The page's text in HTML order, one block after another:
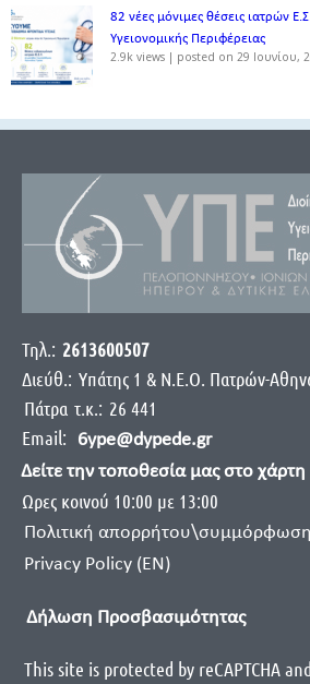
82 νέες μόνιμες θέσεις ιατρών
Υγειονομικής Περιφέρειας
2.9k views | posted on 29 Ιουνίου,
Τηλ.: 2613600507
Διεύθ.: Yπάτης 1 & Ν.Ε.Ο. Πατρών-
Πάτρα τ.κ.: 26 441
Email:
6ype@dypede.gr
Δείτε την τοποθεσία μας στο χάρτη
Ωρες κοινού 10:00 με 13:00
Πολιτική απορρήτου\συμμόρφωση
Privacy Policy (EN)
Δήλωση Προσβασιμότητας
This site is protected by reCAPTCHA